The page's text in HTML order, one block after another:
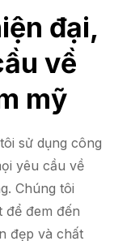
đại,
về
mỹ
sử dụng công
yêu cầu về
Chúng tôi
để đem đến
đẹp và chất